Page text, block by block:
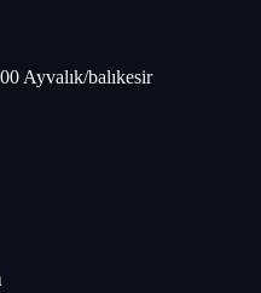
Ayvalık/balıkesir